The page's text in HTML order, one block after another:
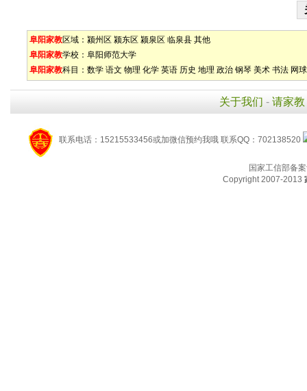
阜阳家教区域： 颍州区 颍东区 颍泉区 临泉县 其他
阜阳家教学校： 阜阳师范大学
阜阳家教科目： 数学 语文 物理 化学 英语 历史 地理 政治 钢琴 美术 书法 网球
关于我们 - 请家教
联系电话：15215533456或加微信预约我哦 联系QQ：702138520
国家工信部备
Copyright 2007-2013